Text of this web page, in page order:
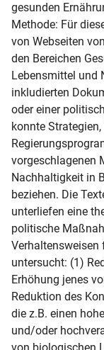
gesunden
Methode: Für
von Webseiten
den Bereichen
Lebensmittel und
inkludierten
oder einer
konnte
vorgeschlagenen
Nachhaltigkeit in
beziehen. Die
unterliefen eine
politische
Verhaltensweisen
untersucht: (1)
Erhöhung jenes
Reduktion des
die z.B. einen
und/oder